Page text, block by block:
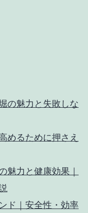
の魅力と失敗しな
めるために押さえ
魅力と健康効果｜
ド｜安全性・効率